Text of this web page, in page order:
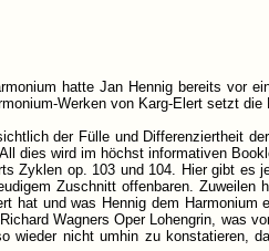
hatte Jan Hennig bereits vor
Werken von Karg-Elert setzt
der Fülle und Differenziertheit
dies wird im höchst informativen
Zyklen op. 103 und 104. Hier gibt es
Zuschnitt offenbaren. Zuweilen
hat und was Hennig dem
Wagners Oper Lohengrin, was
wieder nicht umhin zu konstatieren,